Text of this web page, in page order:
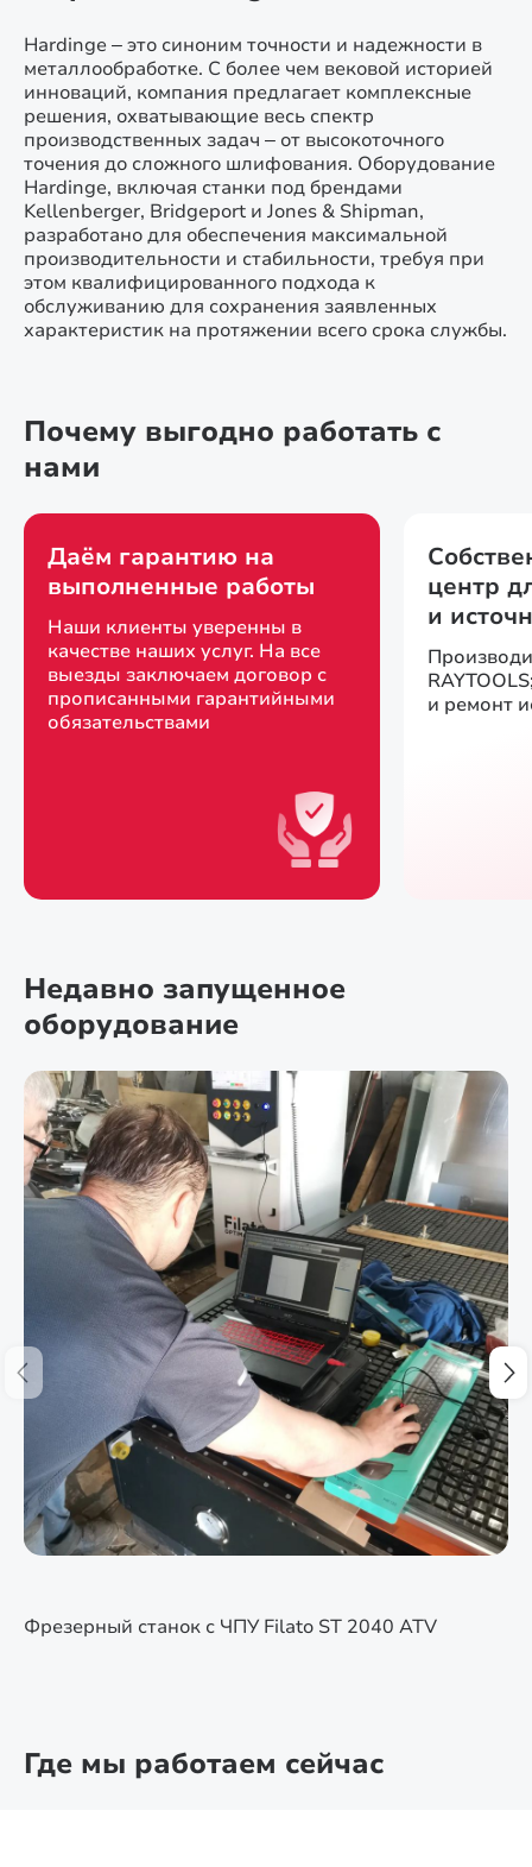
Hardinge – это синоним точности и надежности в
металлообработке. С более чем вековой историей
инноваций, компания предлагает комплексные
решения, охватывающие весь спектр
производственных задач – от высокоточного
точения до сложного шлифования. Оборудование
Hardinge, включая станки под брендами
Kellenberger, Bridgeport и Jones & Shipman,
разработано для обеспечения максимальной
производительности и стабильности, требуя при
этом квалифицированного подхода к
обслуживанию для сохранения заявленных
характеристик на протяжении всего срока службы.
Почему выгодно работать с
нами
Даём гарантию на
выполненные работы
Наши клиенты уверенны в
качестве наших услуг. На все
выезды заключаем договор с
прописанными гарантийными
обязательствами
центр
и
и ремонт
Недавно запущенное
оборудование
Фрезерный станок с ЧПУ Filato ST 2040 ATV
Где мы работаем сейчас